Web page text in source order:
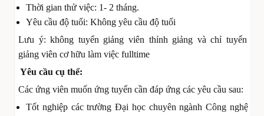
Thời gian thử việc: 1- 2 tháng.
Yêu cầu độ tuổi: Không yêu cầu độ tuổi
Lưu ý: không tuyển giảng viên thỉnh giảng và chỉ tuyển
giảng viên cơ hữu làm việc fulltime
Yêu cầu cụ thể:
Các ứng viên muốn ứng tuyển cần đáp ứng các yêu cầu sau:
Tốt nghiệp các trường Đại học chuyên ngành Công nghệ